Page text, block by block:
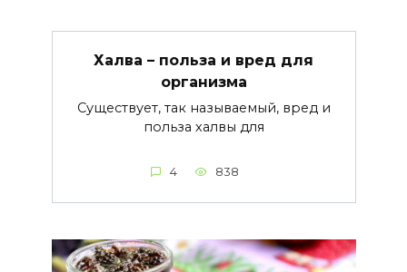
Халва – польза и вред для
организма
Существует, так называемый, вред и
польза халвы для
4 838